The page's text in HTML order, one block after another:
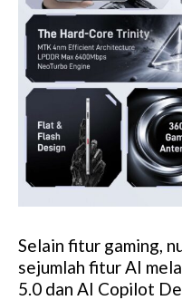
Selain fitur gaming,
sejumlah fitur AI
5.0 dan AI Copilot